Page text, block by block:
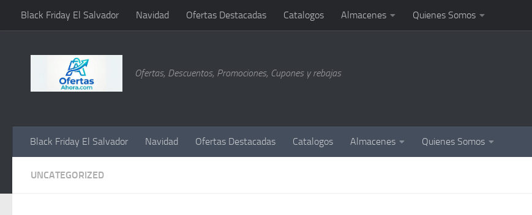
Saltar al contenido
Black Friday El Salvador Navidad Ofertas Destacadas Catalogos Almacenes Quienes Somos
Ofertas, Descuentos, Promociones, Cupones y rebajas
Black Friday El Salvador Navidad Ofertas Destacadas Catalogos Almacenes Quienes Somos
UNCATEGORIZED